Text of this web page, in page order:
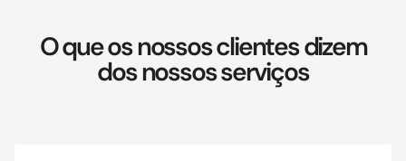
O que os nossos clientes dizem
dos nossos serviços